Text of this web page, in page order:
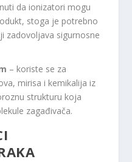
da ionizatori mogu
stoga je potrebno
zadovoljava sigurnosne
– koriste se za
mirisa i kemikalija iz
strukturu koja
zagađivača.